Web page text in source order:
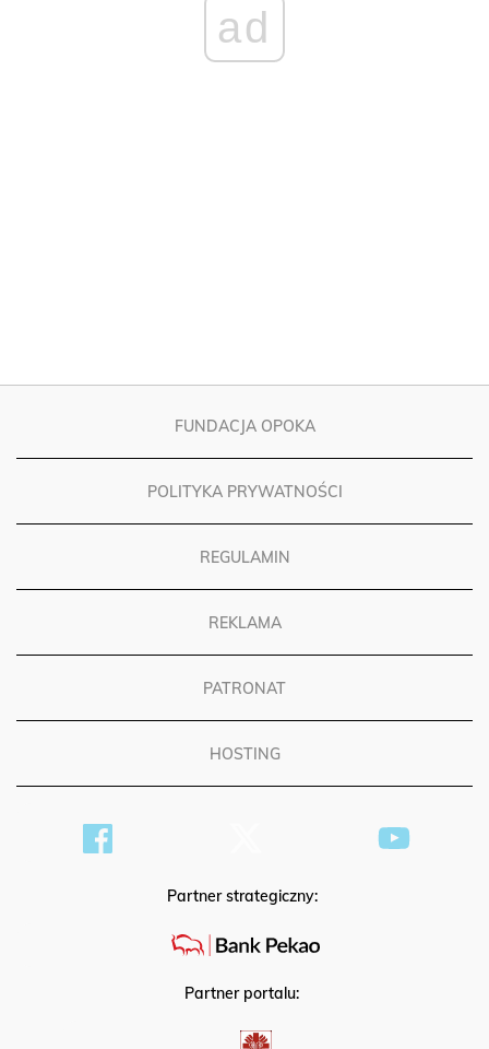
FUNDACJA OPOKA
POLITYKA PRYWATNOŚCI
REGULAMIN
REKLAMA
PATRONAT
HOSTING
Partner strategiczny:
Partner portalu: